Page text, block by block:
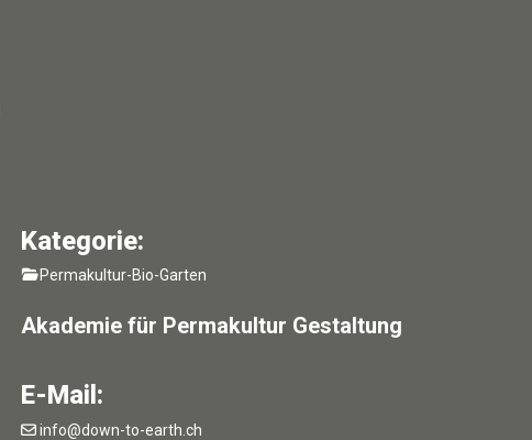
Kategorie:
Permakultur-Bio-Garten
Akademie für Permakultur Gestaltung
E-Mail:
info@down-to-earth.ch